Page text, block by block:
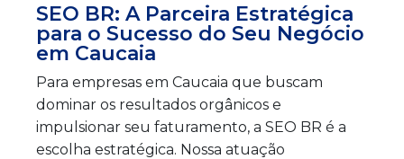
SEO BR: A Parceira Estratégica
para o Sucesso do Seu Negócio
em Caucaia
Para empresas em Caucaia que buscam
dominar os resultados orgânicos e
impulsionar seu faturamento, a SEO BR é a
escolha estratégica. Nossa atuação